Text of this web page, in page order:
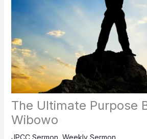
The Ultimate Purpose
Wibowo
JPCC Sermon Weekly Sermon